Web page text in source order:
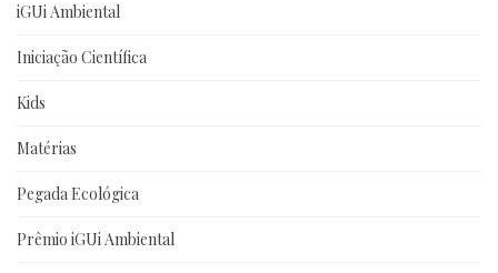
iGUi Ambiental
Iniciação Científica
Kids
Matérias
Pegada Ecológica
Prêmio iGUi Ambiental